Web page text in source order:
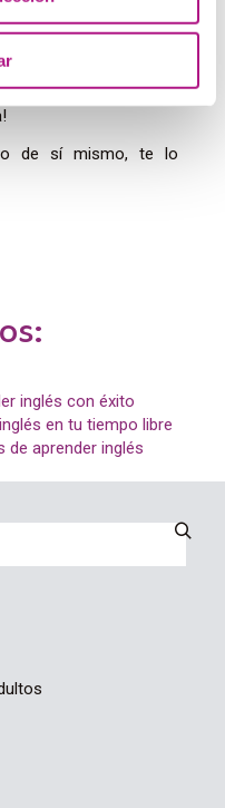
personas, accederás a
y podrás disfrutar de
de sí mismo, te lo
inglés con éxito
en tu tiempo libre
de aprender inglés